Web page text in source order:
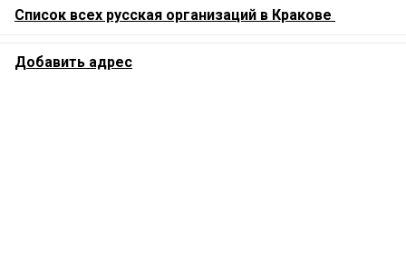
Список всех русская организаций в Кракове
Добавить адрес